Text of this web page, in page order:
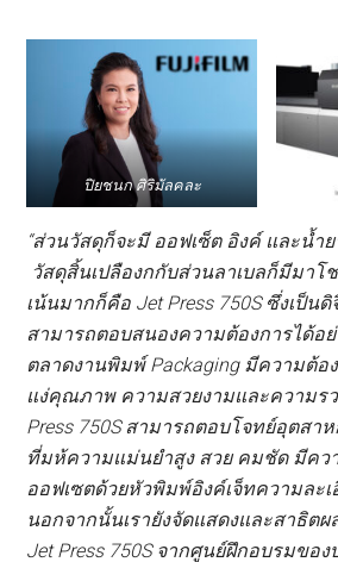
ปิยชนก ศิริมัลคละ
“ส่วนวัสดุก็จะมี ออฟเซ็ต อิงค์ และน้ำ
วัสดุสิ้นเปลืองกกับส่วนลาเบลก็มีมาโ
เน้นมากก็คือ Jet Press 750S ซึ่งเป็น
สามารถตอบสนองความต้องการได้อ
ตลาดงานพิมพ์ Packaging มีความต้อ
แง่คุณภาพ ความสวยงามและความรว
Press 750S สามารถตอบโจทย์อุตส
ที่มห้ความแม่นยำสูง สวย คมชัด มีคว
ออฟเซตด้วยหัวพิมพ์อิงค์เจ็ทความละเ
นอกจากนั้นเรายังจัดแสดงและสาธิต
Jet Press 750S จากศูนย์ฝึกอบรมขอ